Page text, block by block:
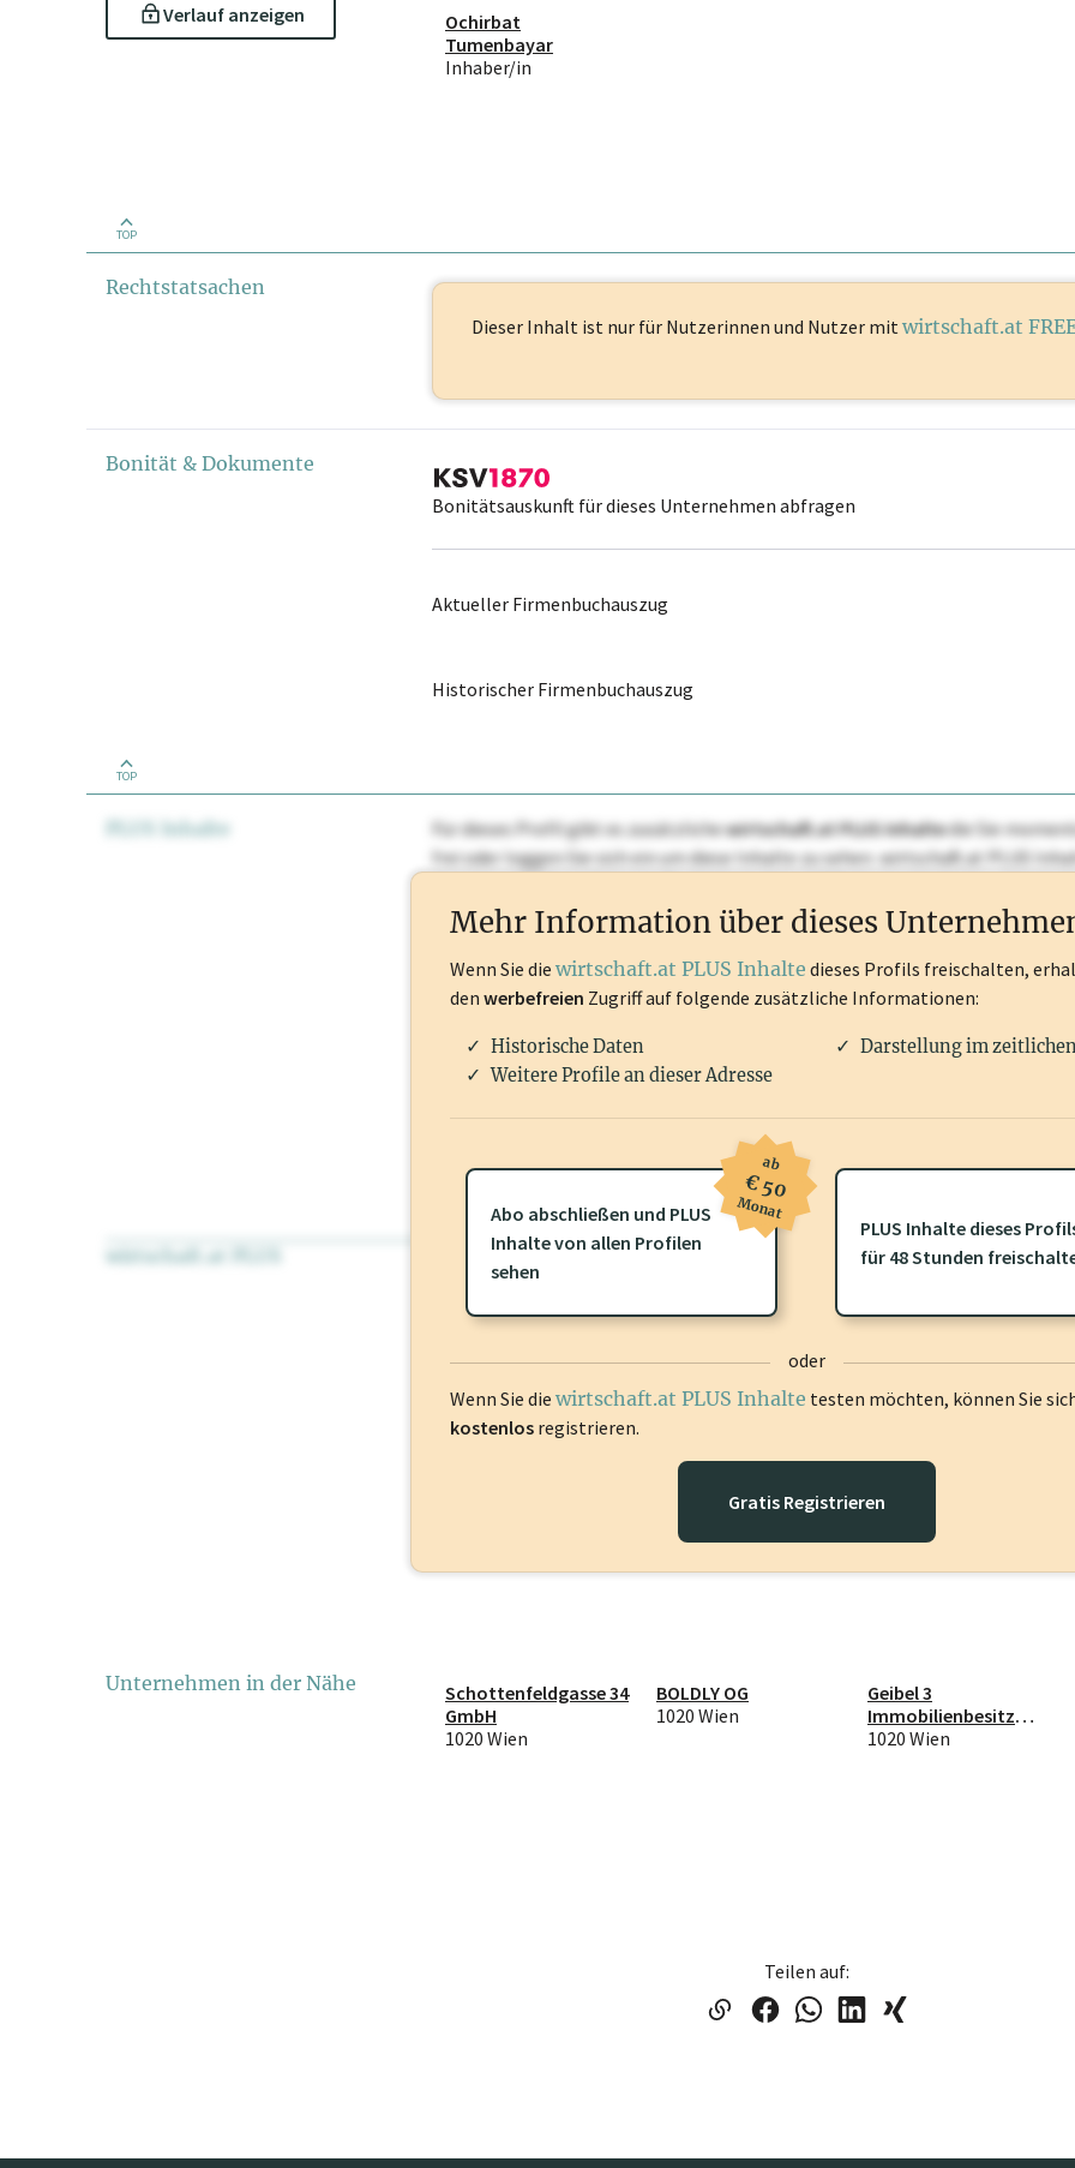
Verlauf anzeigen
Ochirbat
Tumenbayar
Inhaber/in
TOP
Rechtstatsachen
Dieser Inhalt ist nur für Nutzerinnen und Nutzer mit wirtschaft.at
Bonität & Dokumente
Bonitätsauskunft für dieses Unternehmen abfragen
Aktueller Firmenbuchauszug
Historischer Firmenbuchauszug
TOP
PLUS Inhalte Für dieses Profil gibt es zusätzlichewirtschaft.at PLUS Inhaltedie Sie
frei oder loggen Sie sich ein um diese Inhalte zu sehen. wirtschaft.at PLUS
wirtschaft.at PLUS Für dieses Profil gibt es zusätzliche wirtschaft.at PLUS Inhaltedie Sie
frei oder loggen Sie sich ein um diese Inhalte zu sehen.
Mehr Information über dieses
Wenn Sie die wirtschaft.at PLUS Inhalte dieses Profils freischalten,
den werbefreien Zugriff auf folgende zusätzliche Informationen:
Historische Daten
Darstellung im
Weitere Profile an dieser Adresse
Abo abschließen und PLUS
Inhalte von allen Profilen
sehen
ab
€ 50
Monat
PLUS Inhalte dieses
für 48 Stunden
oder
Wenn Sie die wirtschaft.at PLUS Inhalte testen möchten, können Sie
kostenlos registrieren.
Gratis Registrieren
Unternehmen in der Nähe
Schottenfeldgasse 34
GmbH
1020 Wien
BOLDLY OG
1020 Wien
Geibel 3
Immobilienbesitz
GmbH
1020 Wien
Teilen auf: